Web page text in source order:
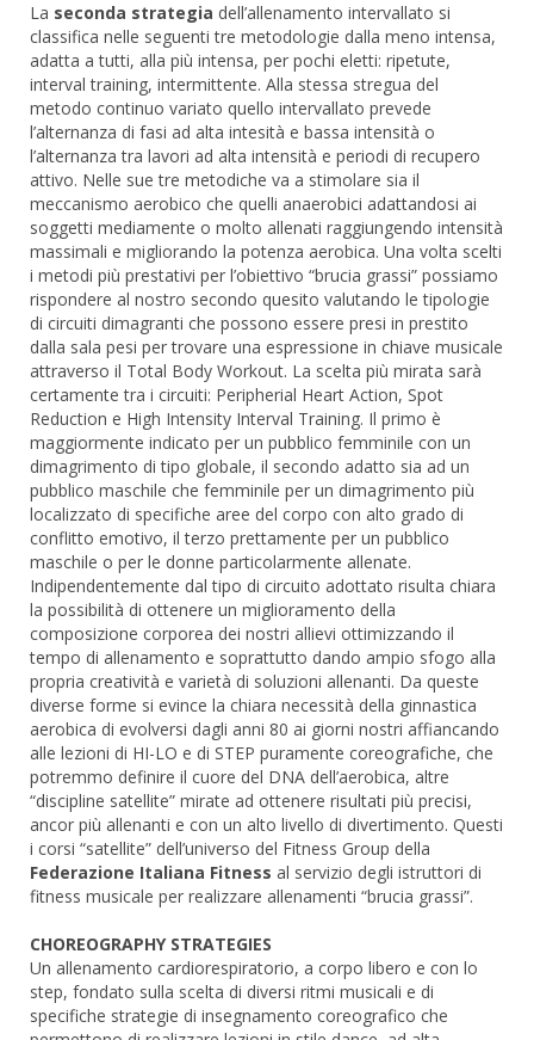
La seconda strategia dell’allenamento intervallato si
classifica nelle seguenti tre metodologie dalla meno intensa,
adatta a tutti, alla più intensa, per pochi eletti: ripetute,
interval training, intermittente. Alla stessa stregua del
metodo continuo variato quello intervallato prevede
l’alternanza di fasi ad alta intesità e bassa intensità o
l’alternanza tra lavori ad alta intensità e periodi di recupero
attivo. Nelle sue tre metodiche va a stimolare sia il
meccanismo aerobico che quelli anaerobici adattandosi ai
soggetti mediamente o molto allenati raggiungendo intensità
massimali e migliorando la potenza aerobica. Una volta scelti
i metodi più prestativi per l’obiettivo “brucia grassi” possiamo
rispondere al nostro secondo quesito valutando le tipologie
di circuiti dimagranti che possono essere presi in prestito
dalla sala pesi per trovare una espressione in chiave musicale
attraverso il Total Body Workout. La scelta più mirata sarà
certamente tra i circuiti: Peripherial Heart Action, Spot
Reduction e High Intensity Interval Training. Il primo è
maggiormente indicato per un pubblico femminile con un
dimagrimento di tipo globale, il secondo adatto sia ad un
pubblico maschile che femminile per un dimagrimento più
localizzato di specifiche aree del corpo con alto grado di
conflitto emotivo, il terzo prettamente per un pubblico
maschile o per le donne particolarmente allenate.
Indipendentemente dal tipo di circuito adottato risulta chiara
la possibilità di ottenere un miglioramento della
composizione corporea dei nostri allievi ottimizzando il
tempo di allenamento e soprattutto dando ampio sfogo alla
propria creatività e varietà di soluzioni allenanti. Da queste
diverse forme si evince la chiara necessità della ginnastica
aerobica di evolversi dagli anni 80 ai giorni nostri affiancando
alle lezioni di HI-LO e di STEP puramente coreografiche, che
potremmo definire il cuore del DNA dell’aerobica, altre
“discipline satellite” mirate ad ottenere risultati più precisi,
ancor più allenanti e con un alto livello di divertimento. Questi
i corsi “satellite” dell’universo del Fitness Group della
Federazione Italiana Fitness al servizio degli istruttori di
fitness musicale per realizzare allenamenti “brucia grassi”.
CHOREOGRAPHY STRATEGIES
Un allenamento cardiorespiratorio, a corpo libero e con lo
step, fondato sulla scelta di diversi ritmi musicali e di
specifiche strategie di insegnamento coreografico che